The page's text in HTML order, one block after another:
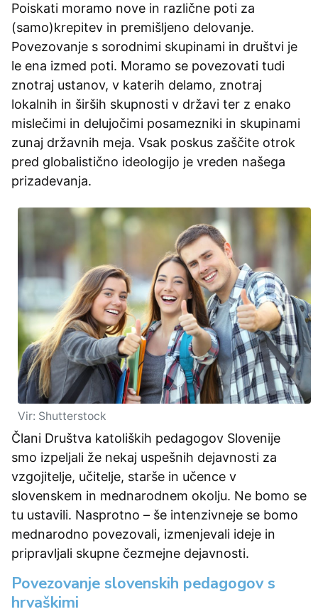
Poiskati moramo nove in različne poti za
(samo)krepitev in premišljeno delovanje.
Povezovanje s sorodnimi skupinami in društvi je
le ena izmed poti. Moramo se povezovati tudi
znotraj ustanov, v katerih delamo, znotraj
lokalnih in širših skupnosti v državi ter z enako
mislečimi in delujočimi posamezniki in skupinami
zunaj državnih meja. Vsak poskus zaščite otrok
pred globalistično ideologijo je vreden našega
prizadevanja.
Vir: Shutterstock
Člani Društva katoliških pedagogov Slovenije
smo izpeljali že nekaj uspešnih dejavnosti za
vzgojitelje, učitelje, starše in učence v
slovenskem in mednarodnem okolju. Ne bomo se
tu ustavili. Nasprotno – še intenzivneje se bomo
mednarodno povezovali, izmenjevali ideje in
pripravljali skupne čezmejne dejavnosti.
Povezovanje slovenskih pedagogov s
hrvaškimi